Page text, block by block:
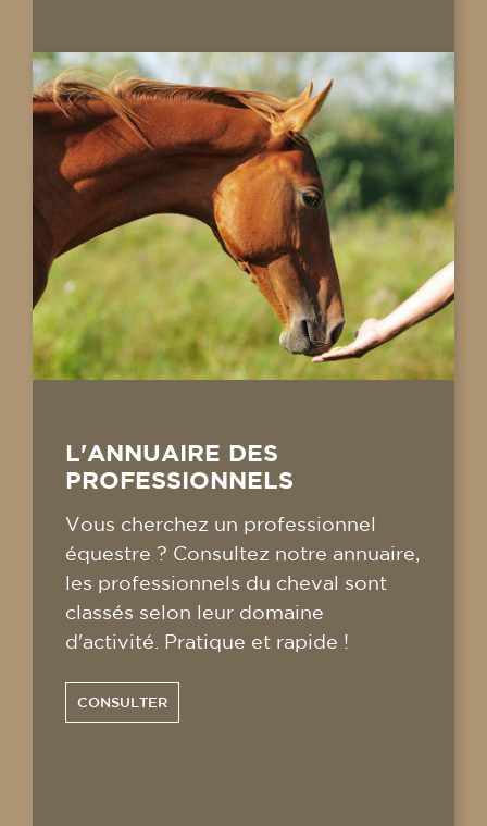
L'ANNUAIRE DES
PROFESSIONNELS
Vous cherchez un professionnel
équestre ? Consultez notre annuaire,
les professionnels du cheval sont
classés selon leur domaine
d'activité. Pratique et rapide !
CONSULTER